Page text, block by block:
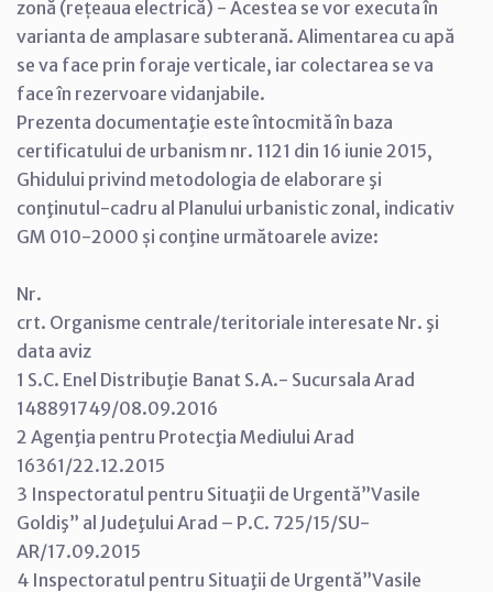
zonă (rețeaua electrică) - Acestea se vor executa în
varianta de amplasare subterană. Alimentarea cu apă
se va face prin foraje verticale, iar colectarea se va
face în rezervoare vidanjabile.
Prezenta documentaţie este întocmită în baza
certificatului de urbanism nr. 1121 din 16 iunie 2015,
Ghidului privind metodologia de elaborare şi
conţinutul-cadru al Planului urbanistic zonal, indicativ
GM 010-2000 și conţine următoarele avize:
Nr.
crt. Organisme centrale/teritoriale interesate Nr. şi
data aviz
1 S.C. Enel Distribuţie Banat S.A.- Sucursala Arad
148891749/08.09.2016
2 Agenţia pentru Protecţia Mediului Arad
16361/22.12.2015
3 Inspectoratul pentru Situaţii de Urgentă”Vasile
Goldiş” al Judeţului Arad – P.C. 725/15/SU-
AR/17.09.2015
4 Inspectoratul pentru Situaţii de Urgentă”Vasile